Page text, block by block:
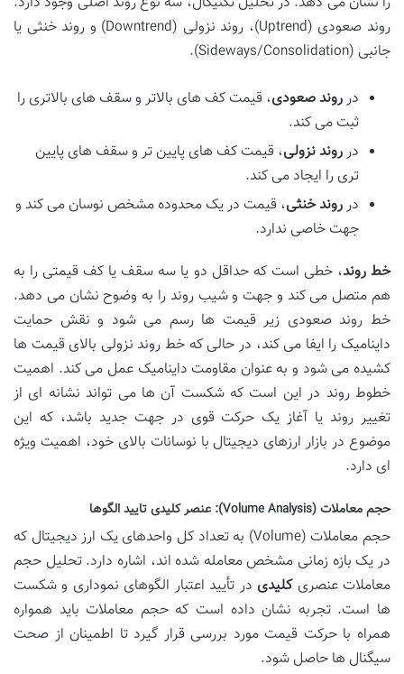
روند صعودی (Uptrend)، روند نزولی (Downtrend) و روند خنثی یا
جانبی (Sideways/Consolidation).
درروند صعودی، قیمت کف های بالاتر و سقف های بالاتری را
ثبت می کند.
درروند نزولی، قیمت کف های پایین تر و سقف های پایین
تری را ایجاد می کند.
درروند خنثی، قیمت در یک محدوده مشخص نوسان می کند و
جهت خاصی ندارد.
خط روند، خطی است که حداقل دو یا سه سقف یا کف قیمتی را به
هم متصل می کند و جهت و شیب روند را به وضوح نشان می دهد.
خط روند صعودی زیر قیمت ها رسم می شود و نقش حمایت
داینامیک را ایفا می کند، در حالی که خط روند نزولی بالای قیمت ها
کشیده می شود و به عنوان مقاومت داینامیک عمل می کند. اهمیت
خطوط روند در این است که شکست آن ها می تواند نشانه ای از
تغییر روند یا آغاز یک حرکت قوی در جهت جدید باشد، که این
موضوع در بازار ارزهای دیجیتال با نوسانات بالای خود، اهمیت ویژه
ای دارد.
حجم معاملات (Volume Analysis): عنصر کلیدی تایید الگوها
حجم معاملات (Volume) به تعداد کل واحدهای یک ارز دیجیتال که
در یک بازه زمانی مشخص معامله شده اند، اشاره دارد. تحلیل حجم
معاملات عنصریکلیدی در تأیید اعتبار الگوهای نموداری و شکست
ها است. تجربه نشان داده است که حجم معاملات باید همواره
همراه با حرکت قیمت مورد بررسی قرار گیرد تا اطمینان از صحت
سیگنال ها حاصل شود.